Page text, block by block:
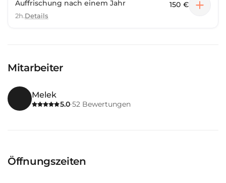
Auffrischung nach einem Jahr
2h.Details
150 €
Mitarbeiter
Melek
5.0·52 Bewertungen
Öffnungszeiten